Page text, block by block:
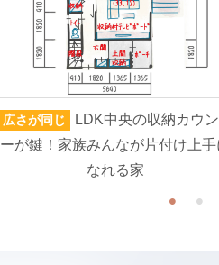
広さが同じ
LDK中央の収納カウ
ーが鍵！家族みんなが片付け上手
なれる家